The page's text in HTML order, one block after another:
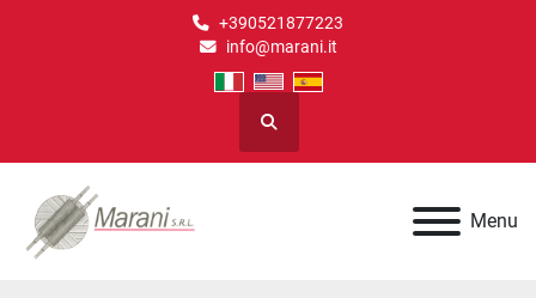
+390521877223
info@marani.it
Cerca
Menu